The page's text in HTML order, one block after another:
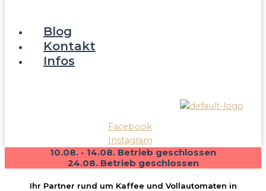
Blog
Kontakt
Infos
Facebook
Instagram
10.08. - 14.08. Betrieb geschlossen
24.08. Betrieb geschlossen
Ihr Partner rund um Kaffee und Vollautomaten in